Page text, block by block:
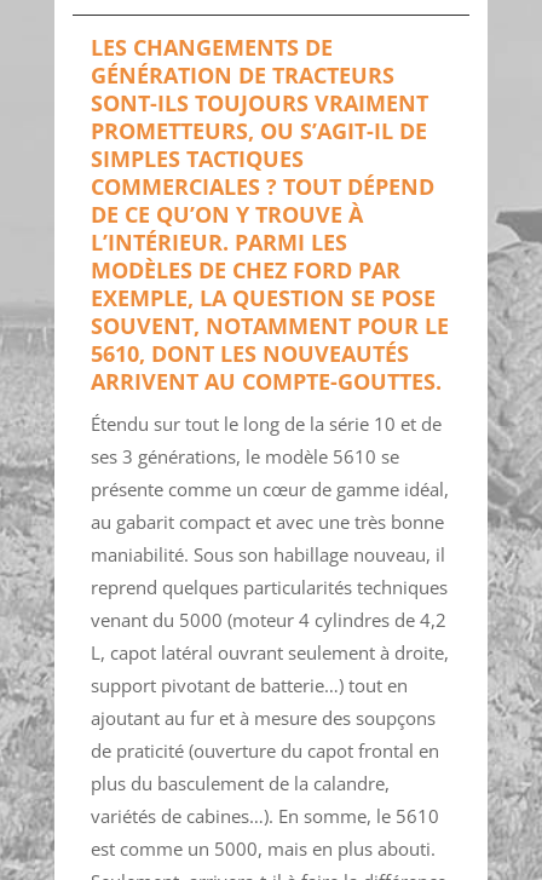
LES CHANGEMENTS DE
GÉNÉRATION DE TRACTEURS
SONT-ILS TOUJOURS VRAIMENT
PROMETTEURS, OU S’AGIT-IL DE
SIMPLES TACTIQUES
COMMERCIALES ? TOUT DÉPEND
DE CE QU’ON Y TROUVE À
L’INTÉRIEUR. PARMI LES
MODÈLES DE CHEZ FORD PAR
EXEMPLE, LA QUESTION SE POSE
SOUVENT, NOTAMMENT POUR LE
5610, DONT LES NOUVEAUTÉS
ARRIVENT AU COMPTE-GOUTTES.
Étendu sur tout le long de la série 10 et de
ses 3 générations, le modèle 5610 se
présente comme un cœur de gamme idéal,
au gabarit compact et avec une très bonne
maniabilité. Sous son habillage nouveau, il
reprend quelques particularités techniques
venant du 5000 (moteur 4 cylindres de 4,2
L, capot latéral ouvrant seulement à droite,
support pivotant de batterie…) tout en
ajoutant au fur et à mesure des soupçons
de praticité (ouverture du capot frontal en
plus du basculement de la calandre,
variétés de cabines…). En somme, le 5610
est comme un 5000, mais en plus abouti.